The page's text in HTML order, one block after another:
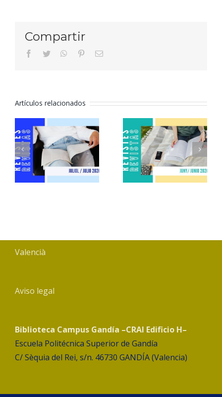
Compartir
facebooktwitter whatsapppinterestCorreo
Artículos relacionados
Revistas
julio 2026
Revistas
junio 2026
Valencià
Aviso legal
Biblioteca Campus Gandía –CRAI Edificio H–
Escuela Politécnica Superior de Gandía
C/ Sèquia del Rei, s/n. 46730 GANDÍA (Valencia)